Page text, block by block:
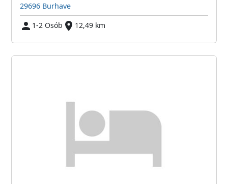
29696 Burhave
1-2 Osób
12,49 km